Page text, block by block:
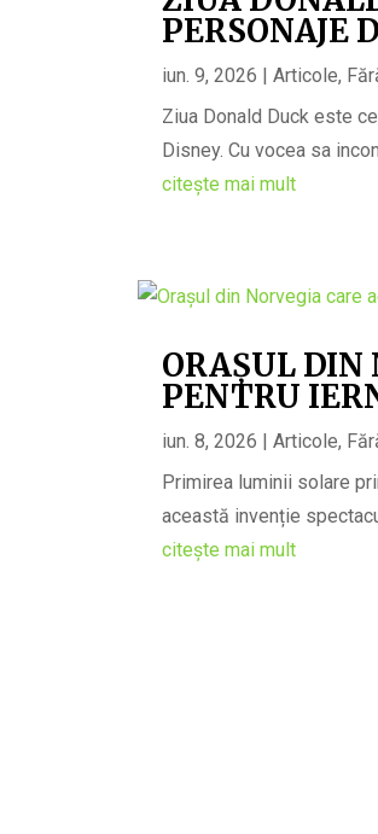
PERSONAJE
iun. 9, 2026 |Articole,
Ziua Donald Duck este
Disney. Cu vocea sa
citește mai mult
ORAȘUL DIN
PENTRU
iun. 8, 2026 |Articole,
Primirea luminii solare
această invenție
citește mai mult